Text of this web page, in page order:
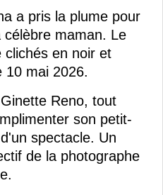
a pris la plume pour
maman. Le
clichés en noir et
10 mai 2026.
Reno, tout
son petit-
spectacle. Un
de la photographe